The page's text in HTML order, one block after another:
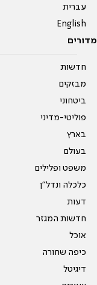
עברית
English
מדורים
חדשות
מבזקים
ביטחוני
פוליטי-מדיני
בארץ
בעולם
משפט ופלילים
כלכלה ונדל"ן
דעות
חדשות המגזר
אוכל
כיפה שחורה
דיגיטל